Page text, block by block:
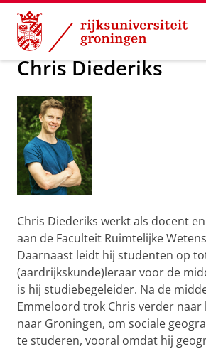
Skip
Content
Skip
Navigation
Over ons Daarom werk je bij de
Chris Diederiks
Chris Diederiks werkt als docent
aan de Faculteit Ruimtelijke
Daarnaast leidt hij studenten op
(aardrijkskunde)leraar voor de
is hij studiebegeleider. Na de
Emmeloord trok Chris verder
naar Groningen, om sociale
te studeren, vooral omdat hij